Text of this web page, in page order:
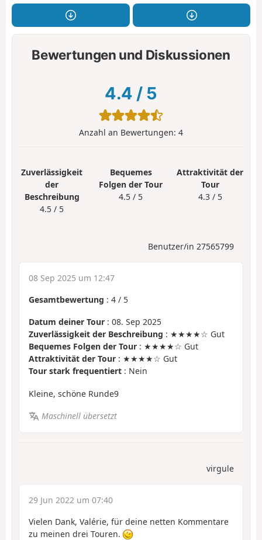
Bewertungen und Diskussionen
4.4 / 5
Anzahl an Bewertungen: 4
Zuverlässigkeit
der
Beschreibung
4.5 / 5
Bequemes
Folgen der Tour
4.5 / 5
Attraktivität der
Tour
4.3 / 5
Benutzer/in 27565799
08 Sep 2025 um 12:47
Gesamtbewertung : 4 / 5
Datum deiner Tour : 08. Sep 2025
Zuverlässigkeit der Beschreibung : ★★★★☆ Gut
Bequemes Folgen der Tour : ★★★★☆ Gut
Attraktivität der Tour : ★★★★☆ Gut
Tour stark frequentiert : Nein
Kleine, schöne Runde9
Maschinell übersetzt
virgule
29 Jun 2022 um 07:40
Vielen Dank, Valérie, für deine netten Kommentare
zu meinen drei Touren.